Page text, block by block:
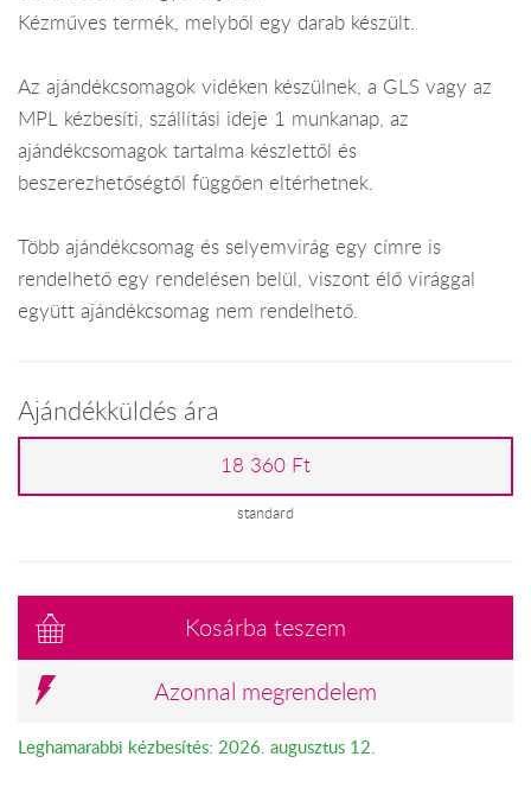
Kézműves termék, melyből egy darab készült.
Az ajándékcsomagok vidéken készülnek, a GLS vagy az
MPL kézbesíti, szállítási ideje 1 munkanap, az
ajándékcsomagok tartalma készlettől és
beszerezhetőségtől függően eltérhetnek.
Több ajándékcsomag és selyemvirág egy címre is
rendelhető egy rendelésen belül, viszont élő virággal
együtt ajándékcsomag nem rendelhető.
Ajándékküldés ára
18 360 Ft
standard
Kosárba teszem
Azonnal megrendelem
Leghamarabbi kézbesítés: 2026. augusztus 12.